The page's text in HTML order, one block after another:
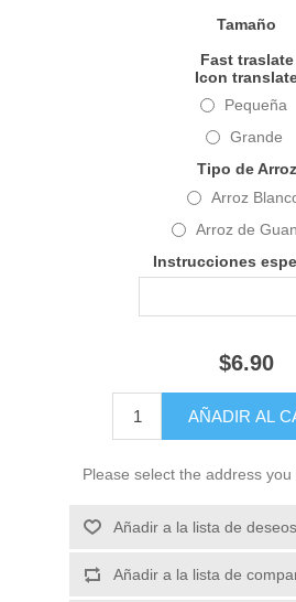
Tamaño
Fast traslate
Icon
Pequeña
Grande
Tipo de Arroz
Arroz
Arroz de
Instrucciones
$6.90
Please select the address